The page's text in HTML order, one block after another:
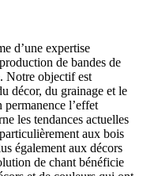
d’une expertise
de bandes de
Notre objectif est
décor, du grainage et le
l’effet
les tendances actuelles
aux bois
également aux décors
de chant bénéficie